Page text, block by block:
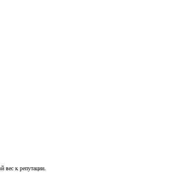
вес к репутации.